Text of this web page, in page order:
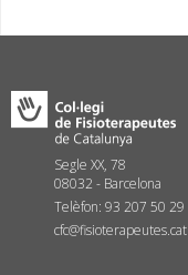
Segle XX, 78
08032 - Barcelona
Telèfon: 93 207 50 29
cfc@fisioterapeutes.cat